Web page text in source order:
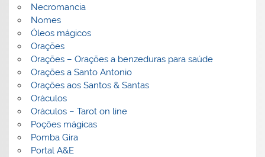
Necromancia
Nomes
Óleos mágicos
Orações
Orações – Orações a benzeduras para saúde
Orações a Santo Antonio
Orações aos Santos & Santas
Oráculos
Oráculos – Tarot on line
Poções mágicas
Pomba Gira
Portal A&E